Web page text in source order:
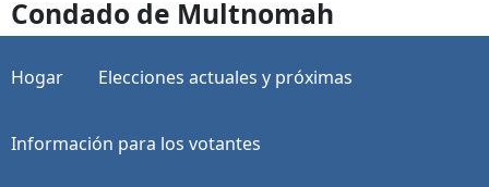
Condado de Multnomah
Hogar Elecciones actuales y próximas
Información para los votantes